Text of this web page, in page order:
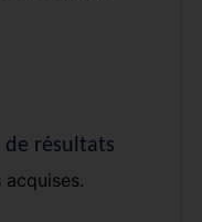
résultats